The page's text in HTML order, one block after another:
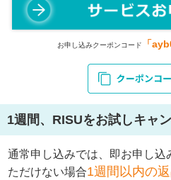
お申し込みクーポンコード 「
1週間、RISUをお試しキャ
通常申し込みでは、即お申し込
ただけない場合1週間以内の返